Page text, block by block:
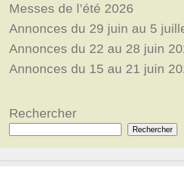
Messes de l’été 2026
Annonces du 29 juin au 5
Annonces du 22 au 28 juin
Annonces du 15 au 21 juin
Rechercher
Rechercher